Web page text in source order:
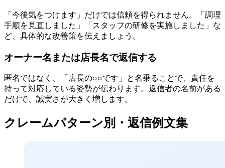
「今後気をつけます」だけでは信頼を得られません。「調理
手順を見直しました」「スタッフの研修を実施しました」な
ど、具体的な改善策を伝えましょう。
オーナー名または店長名で返信する
匿名ではなく、「店長の○○です」と名乗ることで、責任を
持って対応している姿勢が伝わります。返信者の名前がある
だけで、誠実さが大きく増します。
クレームパターン別・返信例文集